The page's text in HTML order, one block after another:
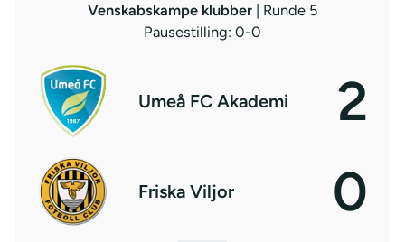
Venskabskampe klubber
| Runde 5
Pausestilling: 0-0
Umeå FC Akademi 2
Friska Viljor 0